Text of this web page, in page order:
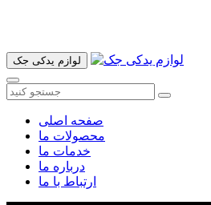
لوازم یدکی جک
صفحه اصلی
محصولات ما
خدمات ما
درباره ما
ارتباط با ما